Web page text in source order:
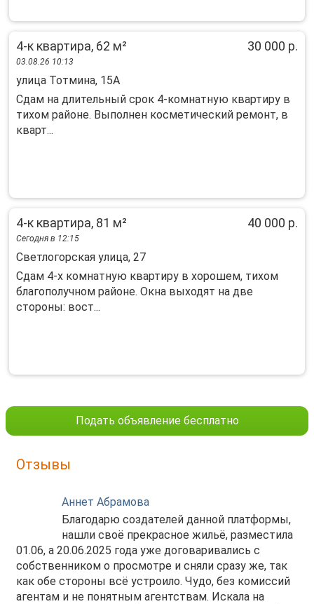
4-к квартира, 62 м² 30 000 р.
03.08.26 10:13
улица Тотмина, 15А
Сдам на длительный срок 4-комнатную квартиру в
тихом районе. Выполнен косметический ремонт, в
кварт...
4-к квартира, 81 м² 40 000 р.
Сегодня в 12:15
Светлогорская улица, 27
Сдам 4-х комнатную квартиру в хорошем, тихом
благополучном районе. Окна выходят на две
стороны: вост...
Подать объявление бесплатно
Отзывы
Аннет Абрамова
Благодарю создателей данной платформы,
нашли своё прекрасное жильё, разместила
01.06, а 20.06.2025 года уже договаривались с
собственником о просмотре и сняли сразу же, так
как обе стороны всё устроило. Чудо, без комиссий
агентам и не понятным агентствам. Искала на